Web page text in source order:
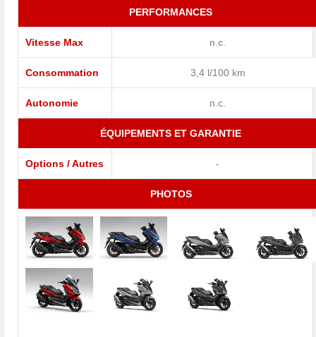
PERFORMANCES
Vitesse Max n.c.
Consommation 3,4 l/100 km
Autonomie n.c.
ÉQUIPEMENTS ET GARANTIE
Options / Autres -
PHOTOS